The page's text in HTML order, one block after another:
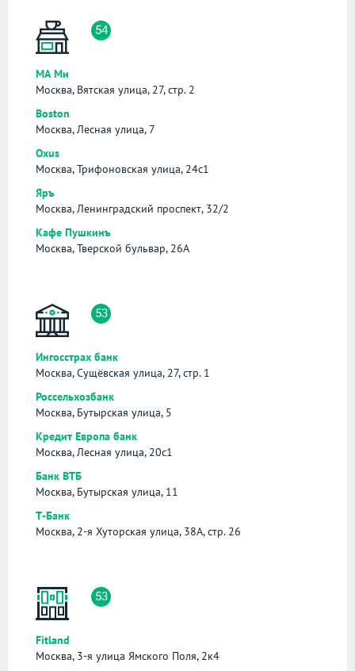
54
МА Ми
Москва, Вятская улица, 27, стр. 2
Boston
Москва, Лесная улица, 7
Oxus
Москва, Трифоновская улица, 24с1
Яръ
Москва, Ленинградский проспект, 32/2
Кафе Пушкинъ
Москва, Тверской бульвар, 26А
53
Ингосстрах банк
Москва, Сущёвская улица, 27, стр. 1
Россельхозбанк
Москва, Бутырская улица, 5
Кредит Европа банк
Москва, Лесная улица, 20с1
Банк ВТБ
Москва, Бутырская улица, 11
Т-Банк
Москва, 2-я Хуторская улица, 38А, стр. 26
53
Fitland
Москва, 3-я улица Ямского Поля, 2к4